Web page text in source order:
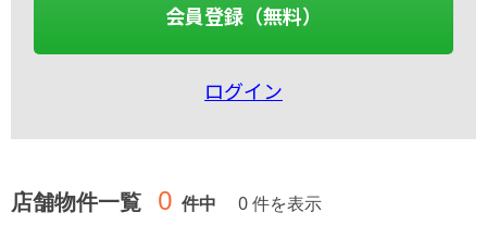
会員登録（無料）
ログイン
店舗物件一覧 0 件中 0 件を表示